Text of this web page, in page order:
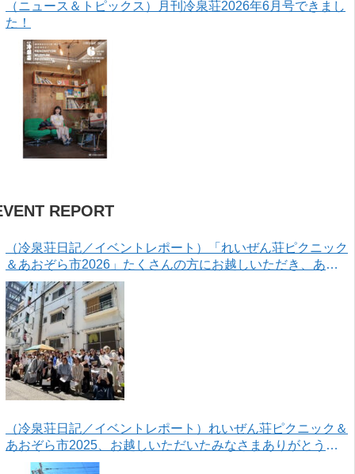
（ニュース＆トピックス）月刊冷泉荘2026年6月号できまし
た！
REPORT
（冷泉荘日記／イベントレポート）「れいぜん荘ピクニック
＆あおぞら市2026」たくさんの方にお越しいただき、あり
がとうございました！
（冷泉荘日記／イベントレポート）れいぜん荘ピクニック＆
あおぞら市2025、お越しいただいたみなさまありがとうご
ざいました！